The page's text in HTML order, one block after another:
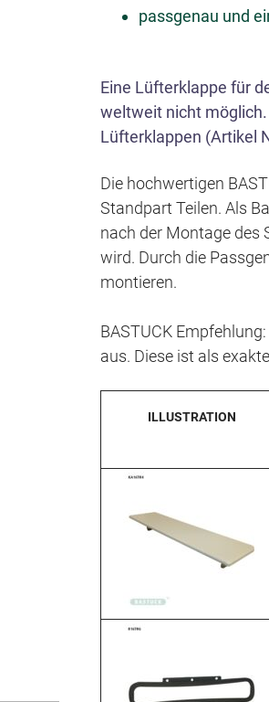
passgenau und
Eine Lüfterklappe für
weltweit nicht möglich.
Lüfterklappen (Artikel
Die hochwertigen
Standpart Teilen. Als
nach der Montage des
wird. Durch die
montieren.
BASTUCK
aus. Diese ist als
ILLUSTRATION